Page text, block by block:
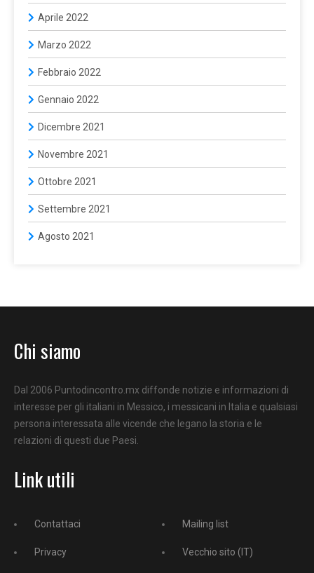
Aprile 2022
Marzo 2022
Febbraio 2022
Gennaio 2022
Dicembre 2021
Novembre 2021
Ottobre 2021
Settembre 2021
Agosto 2021
Chi siamo
Dal 2006 Puntodincontro.mx diffonde notizie e informazioni di
interesse per gli italiani in Messico, i messicani in Italia e qualsiasi
persona interessata alle vicende che legano la storia e le
relazioni di questi due Paesi.
Link utili
Contattaci
Privacy
Mailing list
Vecchio sito (IT)